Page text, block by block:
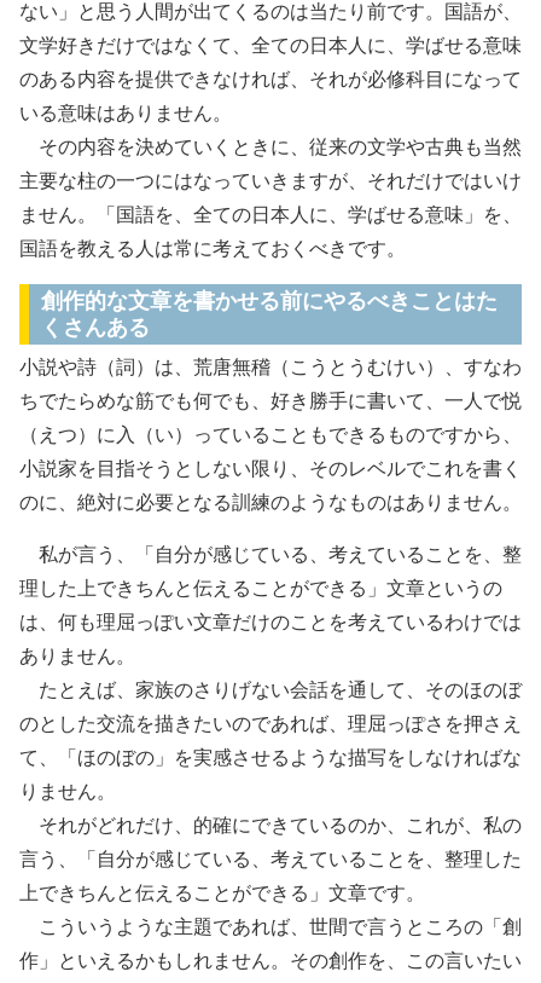
ない」と思う人間が出てくるのは当たり前です。国語が、
文学好きだけではなくて、全ての日本人に、学ばせる意味
のある内容を提供できなければ、それが必修科目になって
いる意味はありません。
その内容を決めていくときに、従来の文学や古典も当然
主要な柱の一つにはなっていきますが、それだけではいけ
ません。「国語を、全ての日本人に、学ばせる意味」を、
国語を教える人は常に考えておくべきです。
創作的な文章を書かせる前にやるべきことはた
くさんある
小説や詩（詞）は、荒唐無稽（こうとうむけい）、すなわ
ちでたらめな筋でも何でも、好き勝手に書いて、一人で悦
（えつ）に入（い）っていることもできるものですから、
小説家を目指そうとしない限り、そのレベルでこれを書く
のに、絶対に必要となる訓練のようなものはありません。
私が言う、「自分が感じている、考えていることを、整
理した上できちんと伝えることができる」文章というの
は、何も理屈っぽい文章だけのことを考えているわけでは
ありません。
たとえば、家族のさりげない会話を通して、そのほのぼ
のとした交流を描きたいのであれば、理屈っぽさを押さえ
て、「ほのぼの」を実感させるような描写をしなければな
りません。
それがどれだけ、的確にできているのか、これが、私の
言う、「自分が感じている、考えていることを、整理した
上できちんと伝えることができる」文章です。
こういうような主題であれば、世間で言うところの「創
作」といえるかもしれません。その創作を、この言いたい